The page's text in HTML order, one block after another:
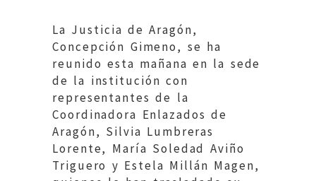
La Justicia de Aragón,
Concepción Gimeno, se ha
reunido esta mañana en la sede
de la institución con
representantes de la
Coordinadora Enlazados de
Aragón, Silvia Lumbreras
Lorente, María Soledad Aviño
Triguero y Estela Millán Magen,